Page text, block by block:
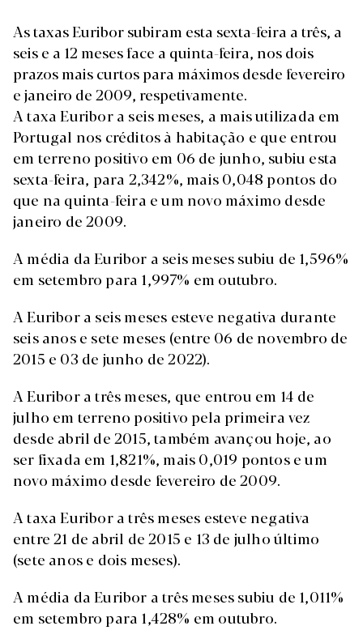
As taxas Euribor subiram esta sexta-feira a três, a
seis e a 12 meses face a quinta-feira, nos dois
prazos mais curtos para máximos desde fevereiro
e janeiro de 2009, respetivamente.
A taxa Euribor a seis meses, a mais utilizada em
Portugal nos créditos à habitação e que entrou
em terreno positivo em 06 de junho, subiu esta
sexta-feira, para 2,342%, mais 0,048 pontos do
que na quinta-feira e um novo máximo desde
janeiro de 2009.
A média da Euribor a seis meses subiu de 1,596%
em setembro para 1,997% em outubro.
A Euribor a seis meses esteve negativa durante
seis anos e sete meses (entre 06 de novembro de
2015 e 03 de junho de 2022).
A Euribor a três meses, que entrou em 14 de
julho em terreno positivo pela primeira vez
desde abril de 2015, também avançou hoje, ao
ser fixada em 1,821%, mais 0,019 pontos e um
novo máximo desde fevereiro de 2009.
A taxa Euribor a três meses esteve negativa
entre 21 de abril de 2015 e 13 de julho último
(sete anos e dois meses).
A média da Euribor a três meses subiu de 1,011%
em setembro para 1,428% em outubro.